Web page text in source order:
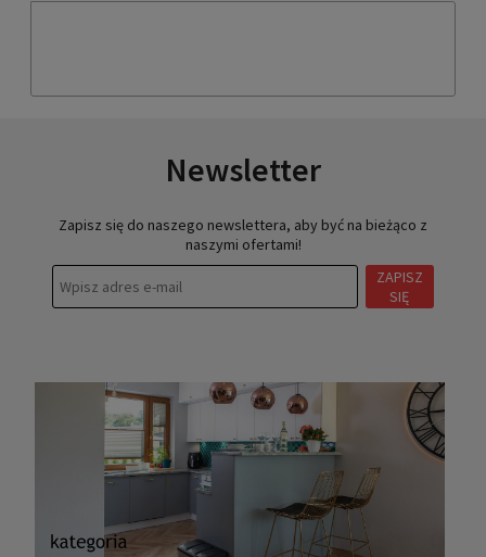
Newsletter
Zapisz się do naszego newslettera, aby być na bieżąco z
naszymi ofertami!
ZAPISZ
SIĘ